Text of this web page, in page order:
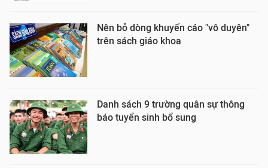
Nên bỏ dòng khuyến cáo "vô duyên"
trên sách giáo khoa
Danh sách 9 trường quân sự thông
báo tuyển sinh bổ sung